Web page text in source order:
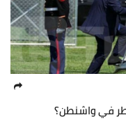
في واشنطن؟